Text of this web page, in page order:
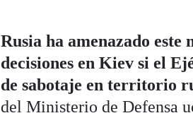
Rusia ha amenazado
decisiones en Kiev si el
de sabotaje en territorio
del Ministerio de Defensa